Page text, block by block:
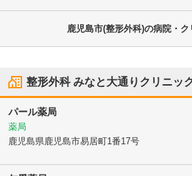
鹿児島市(整形外科)の病院・
整形外科 みなと大通りクリニッ
パール薬局
薬局
鹿児島県鹿児島市易居町1番17号